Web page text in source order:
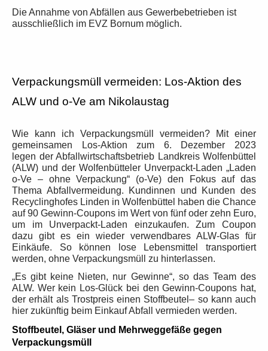
Die Annahme von Abfällen aus Gewerbebetrieben ist
ausschließlich im EVZ Bornum möglich.
Verpackungsmüll vermeiden: Los-Aktion des
ALW und o-Ve am Nikolaustag
Wie kann ich Verpackungsmüll vermeiden? Mit einer
gemeinsamen Los-Aktion zum 6. Dezember 2023
legen der Abfallwirtschaftsbetrieb Landkreis Wolfenbüttel
(ALW) und der Wolfenbütteler Unverpackt-Laden „Laden
o-Ve – ohne Verpackung“ (o-Ve) den Fokus auf das
Thema Abfallvermeidung. Kundinnen und Kunden des
Recyclinghofes Linden in Wolfenbüttel haben die Chance
auf 90 Gewinn-Coupons im Wert von fünf oder zehn Euro,
um im Unverpackt-Laden einzukaufen. Zum Coupon
dazu gibt es ein wieder verwendbares ALW-Glas für
Einkäufe. So können lose Lebensmittel transportiert
werden, ohne Verpackungsmüll zu hinterlassen.
„Es gibt keine Nieten, nur Gewinne“, so das Team des
ALW. Wer kein Los-Glück bei den Gewinn-Coupons hat,
der erhält als Trostpreis einen Stoffbeutel– so kann auch
hier zukünftig beim Einkauf Abfall vermieden werden.
Stoffbeutel, Gläser und Mehrweggefäße gegen
Verpackungsmüll